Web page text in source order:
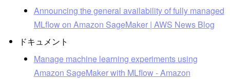
Announcing the general availability of fully managed
MLflow on Amazon SageMaker | AWS News Blog
ドキュメント
Manage machine learning experiments using
Amazon SageMaker with MLflow - Amazon